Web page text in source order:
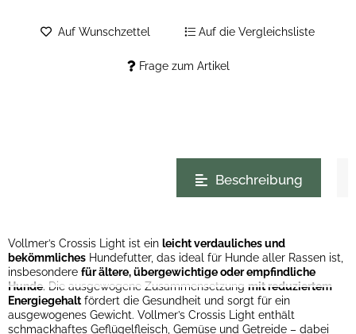
Frage zum Artikel
Auf Wunschzettel Auf die Vergleichsliste
Beschreibung
Vollmer’s Crossis Light ist ein leicht verdauliches und
bekömmliches Hundefutter, das ideal für Hunde aller Rassen ist,
insbesondere für ältere, übergewichtige oder empfindliche
Hunde. Die ausgewogene Zusammensetzung mit reduziertem
Energiegehalt fördert die Gesundheit und sorgt für ein
ausgewogenes Gewicht. Vollmer’s Crossis Light enthält
schmackhaftes Geflügelfleisch, Gemüse und Getreide – dabei